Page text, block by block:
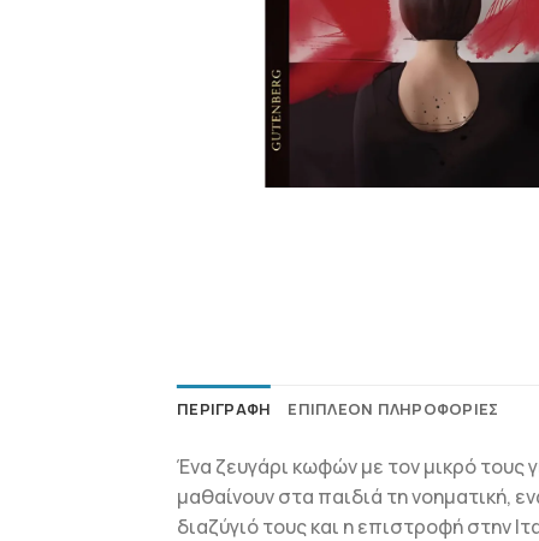
ΠΕΡΙΓΡΑΦΉ ΕΠΙΠΛΈΟΝ ΠΛΗΡΟΦΟΡΊΕΣ
Ένα ζευγάρι κωφών με τον μικρό τους
μαθαίνουν στα παιδιά τη νοηματική,
διαζύγιό τους και η επιστροφή στην